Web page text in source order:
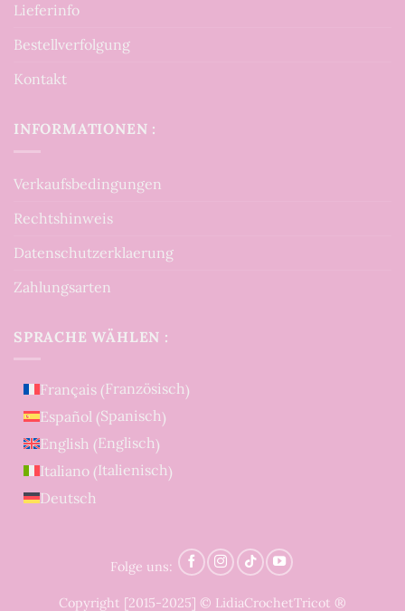
Lieferinfo
Bestellverfolgung
Kontakt
INFORMATIONEN :
Verkaufsbedingungen
Rechtshinweis
Datenschutzerklaerung
Zahlungsarten
SPRACHE WÄHLEN :
Français (Französisch)
Español (Spanisch)
English (Englisch)
Italiano (Italienisch)
Deutsch
Folge uns:
Copyright [2015-2025] © LidiaCrochetTricot ®